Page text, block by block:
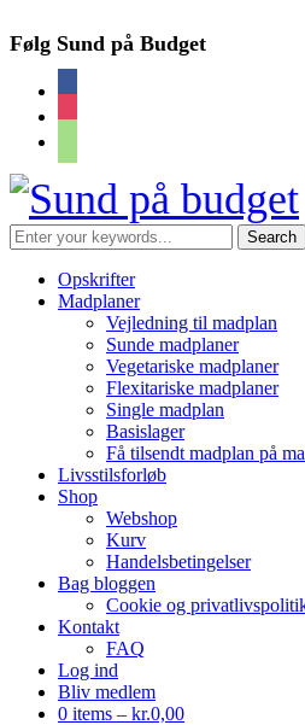
Følg Sund på Budget
Opskrifter
Madplaner
Vejledning til madplan
Sunde madplaner
Vegetariske madplaner
Flexitariske madplaner
Single madplan
Basislager
Få tilsendt madplan på
Livsstilsforløb
Shop
Webshop
Kurv
Handelsbetingelser
Bag bloggen
Cookie og
Kontakt
FAQ
Log ind
Bliv medlem
0 items – kr.0,00